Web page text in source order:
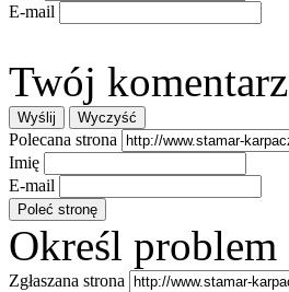
E-mail
Twój komentarz
Polecana strona
Imię
E-mail
Określ problem
Zgłaszana strona